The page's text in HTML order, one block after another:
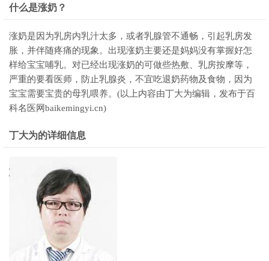
什么是涨奶？
涨奶是因为乳房内乳汁太多，或者乳腺管不通畅，引起乳房发
胀，并伴随疼痛的现象。出现涨奶主要还是妈妈没有掌握好怎
样给宝宝哺乳。对已经出现涨奶的可做些热敷、乳房按摩等，
严重的要看医师，防止乳腺炎，不宜吃退奶药物及食物，因为
宝宝需要宝贵的母乳喂养。(以上内容由丁大为编辑，发布于百
科名医网baikemingyi.cn)
丁大为的详细信息